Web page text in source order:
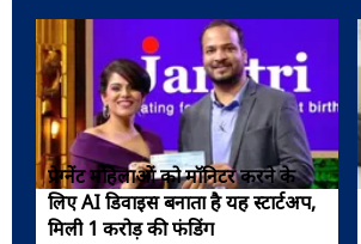
प्रेग्नेंट महिलाओं को मॉनिटर करने के
लिए AI डिवाइस बनाता है यह स्टार्टअप,
मिली 1 करोड़ की फंडिंग